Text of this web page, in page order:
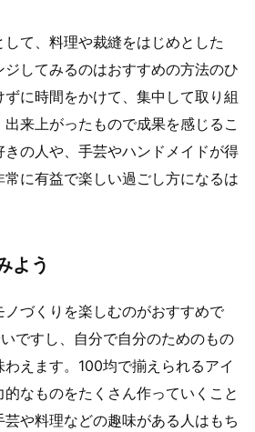
て、料理や裁縫をはじめとした
ジしてみるのはおすすめの方法のひ
に時間をかけて、集中して取り組
来上がったもので成果を感じるこ
きの人や、手芸やハンドメイドが得
に有益で楽しい過ごし方になるは
よう
づくりを楽しむのがおすすめで
ですし、自分で自分のためのもの
えます。100均で揃えられるアイ
なものをたくさん作っていくこと
や料理などの趣味がある人はもち